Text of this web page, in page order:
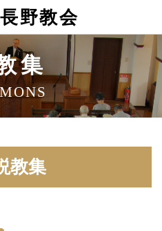
野教会
集
教集